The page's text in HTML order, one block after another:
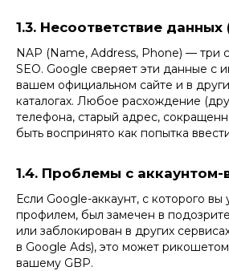
1.3. Несоответствие данных
NAP (Name, Address, Phone) — три
SEO. Google сверяет эти данные с
вашем официальном сайте и в
каталогах. Любое расхождение
телефона, старый адрес,
быть воспринято как попытка
1.4. Проблемы с
Если Google-аккаунт, с которого вы
профилем, был замечен в
или заблокирован в других
в Google Ads), это может
вашему GBP.